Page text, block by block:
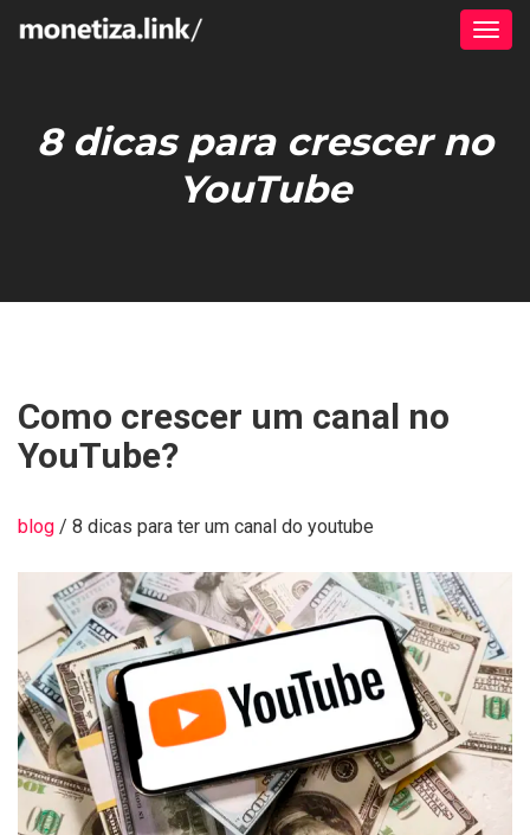
8 dicas para crescer no
YouTube
Como crescer um canal no
YouTube?
blog / 8 dicas para ter um canal do youtube